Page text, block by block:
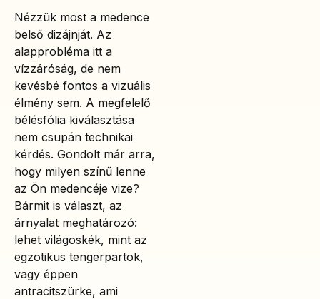
Nézzük most a medence
belső dizájnját. Az
alapprobléma itt a
vízzáróság, de nem
kevésbé fontos a vizuális
élmény sem. A megfelelő
bélésfólia kiválasztása
nem csupán technikai
kérdés. Gondolt már arra,
hogy milyen színű lenne
az Ön medencéje vize?
Bármit is választ, az
árnyalat meghatározó:
lehet világoskék, mint az
egzotikus tengerpartok,
vagy éppen
antracitszürke, ami